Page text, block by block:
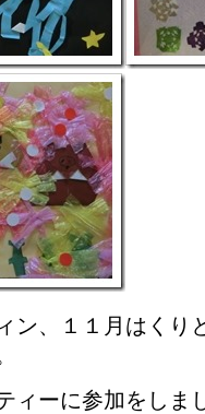
ン、１１月はくり
ィーに参加をしま